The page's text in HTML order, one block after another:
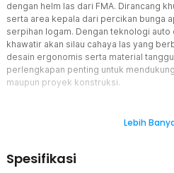
dengan helm las dari FMA. Dirancang
serta area kepala dari percikan bunga
serpihan logam. Dengan teknologi
khawatir akan silau cahaya las yang
desain ergonomis serta material
perlengkapan penting untuk
maupun proyek konstruksi.
perlindungan maksimal. Desainnya
Lebih
Spesifikasi